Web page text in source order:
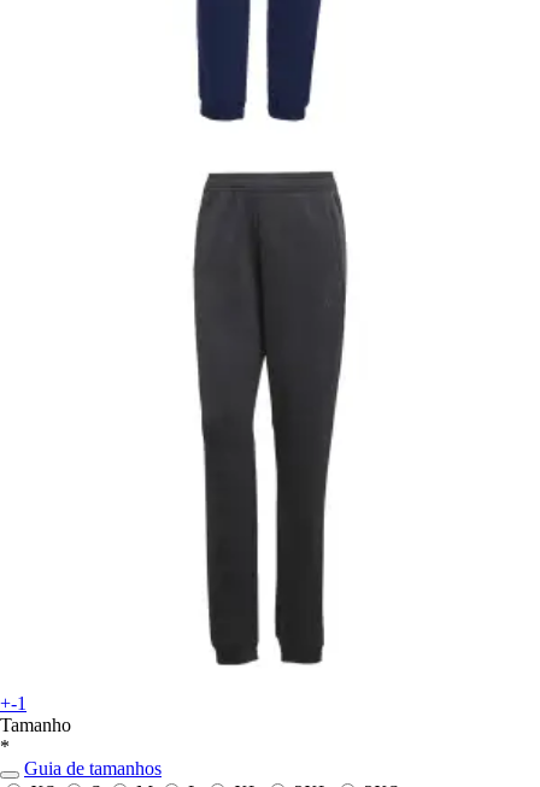
+-1
Tamanho
*
Guia de tamanhos